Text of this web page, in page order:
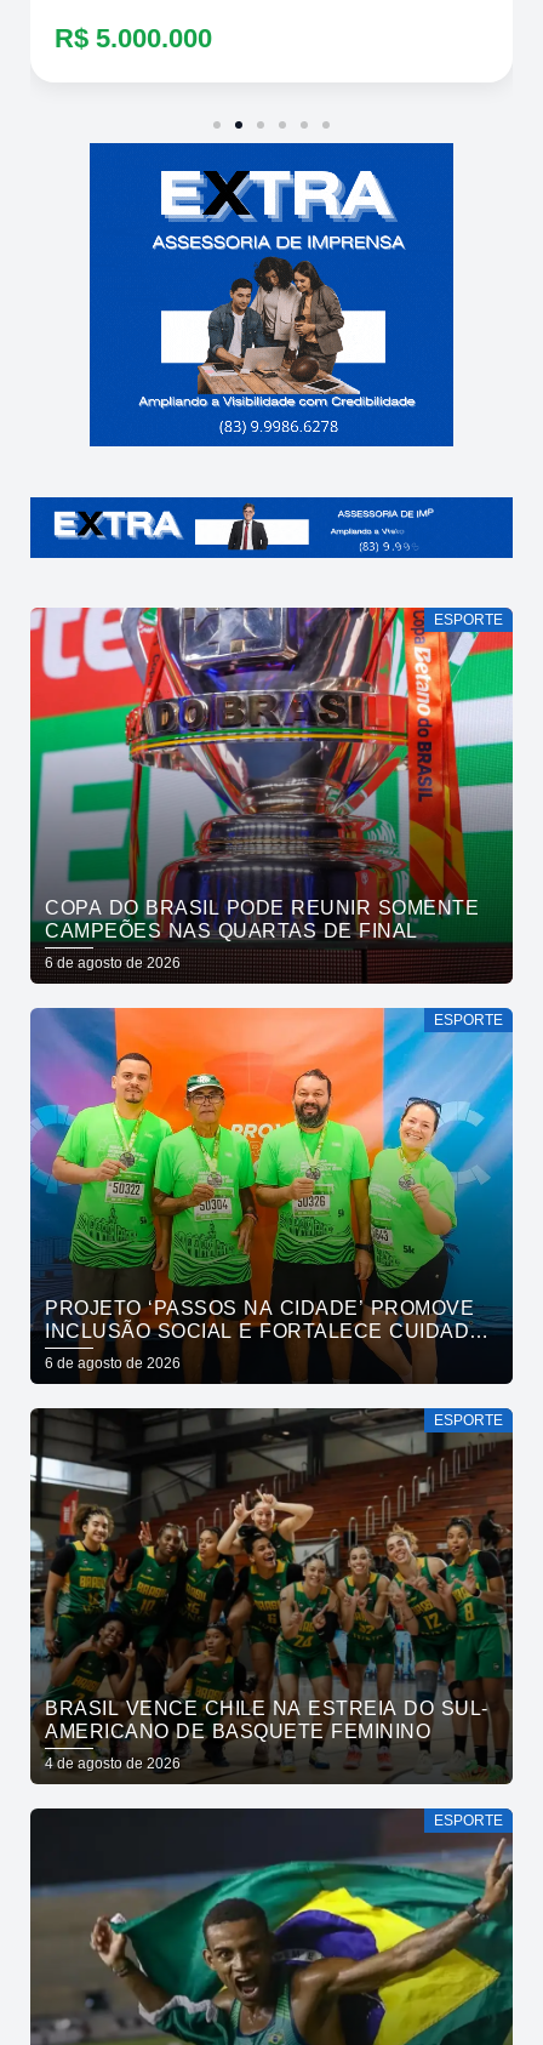
R$ 5.000.000
ESPORTE
COPA DO BRASIL PODE REUNIR SOMENTE
CAMPEÕES NAS QUARTAS DE FINAL
6 de agosto de 2026
ESPORTE
PROJETO ‘PASSOS NA CIDADE’ PROMOVE
INCLUSÃO SOCIAL E FORTALECE CUIDADO
EM SAÚDE MENTAL POR MEIO DA CORRIDA
6 de agosto de 2026
ESPORTE
BRASIL VENCE CHILE NA ESTREIA DO SUL-
AMERICANO DE BASQUETE FEMININO
4 de agosto de 2026
ESPORTE